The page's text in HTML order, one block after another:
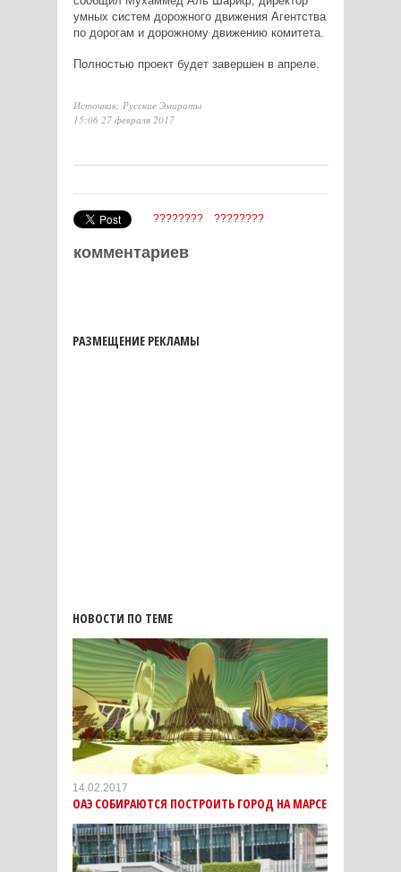
умных систем дорожного движения Агентства
по дорогам и дорожному движению комитета.
Полностью проект будет завершен в апреле.
Источник: Русские Эмираты
15:06 27 февраля 2017
???????? ????????
комментариев
РАЗМЕЩЕНИЕ РЕКЛАМЫ
НОВОСТИ ПО ТЕМЕ
14.02.2017
ОАЭ СОБИРАЮТСЯ ПОСТРОИТЬ ГОРОД НА МАРСЕ